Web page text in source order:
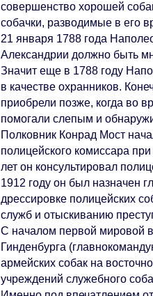
совершенство хорошей
собачки, разводимые в его
21 января 1788 года
Александрии должно быть
Значит еще в 1788 году
в качестве охранников.
приобрели позже, когда во
помогали слепым и
Полковник Конрад Мост
полицейского комиссара
лет он консультировал
1912 году он был назначен
дрессировке полицейских
служб и отыскиванию
С началом первой мировой
Гинденбурга
армейских собак на
учреждений служебного